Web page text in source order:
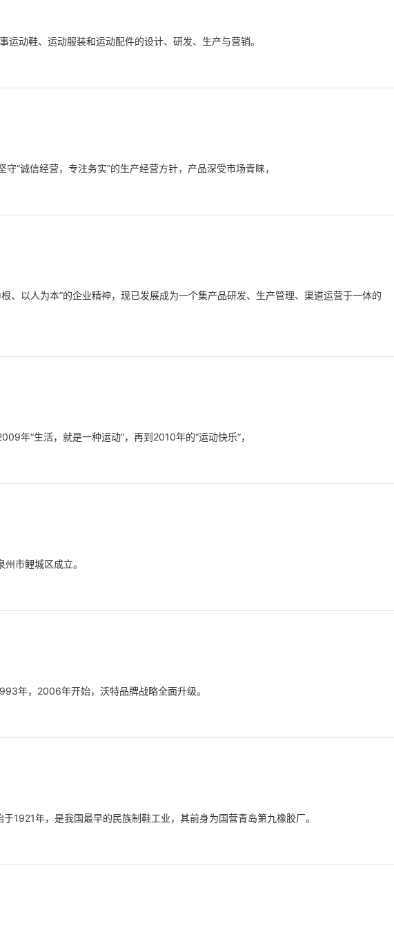
动鞋、运动服装和运动配件的设计、研发、生产与营销。
“诚信经营，专注务实”的生产经营方针，产品深受市场青睐，
、以人为本”的企业精神，现已发展成为一个集产品研发、生产管理、渠道运营于一体的
年“生活，就是一种运动”，再到2010年的“运动快乐”，
市鲤城区成立。
年，2006年开始，沃特品牌战略全面升级。
1921年，是我国最早的民族制鞋工业，其前身为国营青岛第九橡胶厂。